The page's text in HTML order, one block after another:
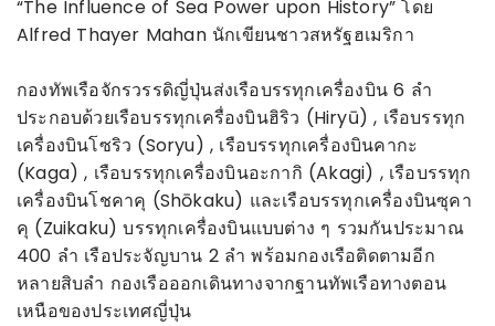
“The Influence of Sea Power upon History” โดย
Alfred Thayer Mahan นักเขียนชาวสหรัฐฮเมริกา
กองทัพเรือจักรวรรดิญี่ปุ่นส่งเรือบรรทุกเครื่องบิน 6 ลำ
ประกอบด้วยเรือบรรทุกเครื่องบินฮิริว (Hiryū) , เรือบรรทุก
เครื่องบินโซริว (Soryu) , เรือบรรทุกเครื่องบินคากะ
(Kaga) , เรือบรรทุกเครื่องบินอะกากิ (Akagi) , เรือบรรทุก
เครื่องบินโชคาคุ (Shōkaku) และเรือบรรทุกเครื่องบินซุคา
คุ (Zuikaku) บรรทุกเครื่องบินแบบต่าง ๆ รวมกันประมาณ
400 ลำ เรือประจัญบาน 2 ลำ พร้อมกองเรือติดตามอีก
หลายสิบลำ กองเรือออกเดินทางจากฐานทัพเรือทางตอน
เหนือของประเทศญี่ปุ่น